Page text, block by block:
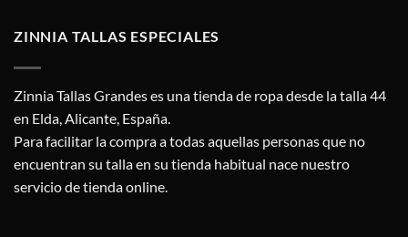
ZINNIA TALLAS ESPECIALES
Zinnia Tallas Grandes es una tienda de ropa desde la talla 44
en Elda, Alicante, España.
Para facilitar la compra a todas aquellas personas que no
encuentran su talla en su tienda habitual nace nuestro
servicio de tienda online.